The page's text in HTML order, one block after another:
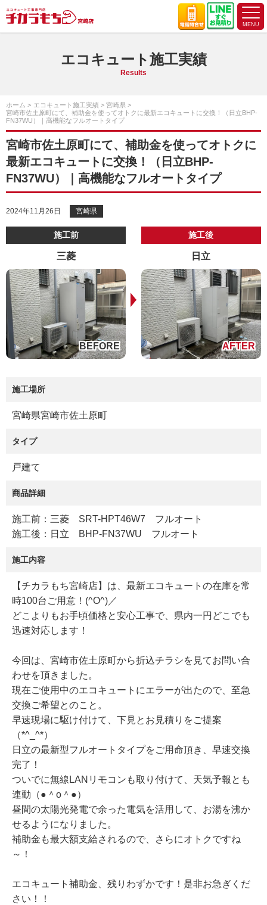
エコキュート施工実績
Results
ホーム エコキュート施工実績
宮崎県
宮崎市佐土原町にて、補助金を使ってオトクに最新エコキュートに交換！（日立BHP-
FN37WU）｜高機能なフルオートタイプ
宮崎市佐土原町にて、補助金を使ってオトクに
最新エコキュートに交換！（日立BHP-
FN37WU）｜高機能なフルオートタイプ
2024年11月26日 宮崎県
施工前
三菱
施工後
日立
施工場所
宮崎県宮崎市佐土原町
タイプ
戸建て
商品詳細
施工前：三菱 SRT-HPT46W7 フルオート
施工後：日立 BHP-FN37WU フルオート
施工内容
【チカラもち宮崎店】は、最新エコキュートの在庫を常
時100台ご用意！(^O^)／
どこよりもお手頃価格と安心工事で、県内一円どこでも
迅速対応します！
今回は、宮崎市佐土原町から折込チラシを見てお問い合
わせを頂きました。
現在ご使用中のエコキュートにエラーが出たので、至急
交換ご希望とのこと。
早速現場に駆け付けて、下見とお見積りをご提案
（*^_^*）
日立の最新型フルオートタイプをご用命頂き、早速交換
完了！
ついでに無線LANリモコンも取り付けて、天気予報とも
連動（●＾o＾●）
昼間の太陽光発電で余った電気を活用して、お湯を沸か
せるようになりました。
補助金も最大額支給されるので、さらにオトクですね
～！
エコキュート補助金、残りわずかです！是非お急ぎくだ
さい！！